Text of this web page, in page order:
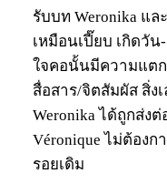
รับบท Weronika แล
เหมือนเปี๊ยบ เกิดวั
ใจคอนั้นมีความแต
สื่อสาร/จิตสัมผัส สิ่ง
Weronika ได้ถูกส่ง
Véronique ไม่ต้อง
รอยเดิม